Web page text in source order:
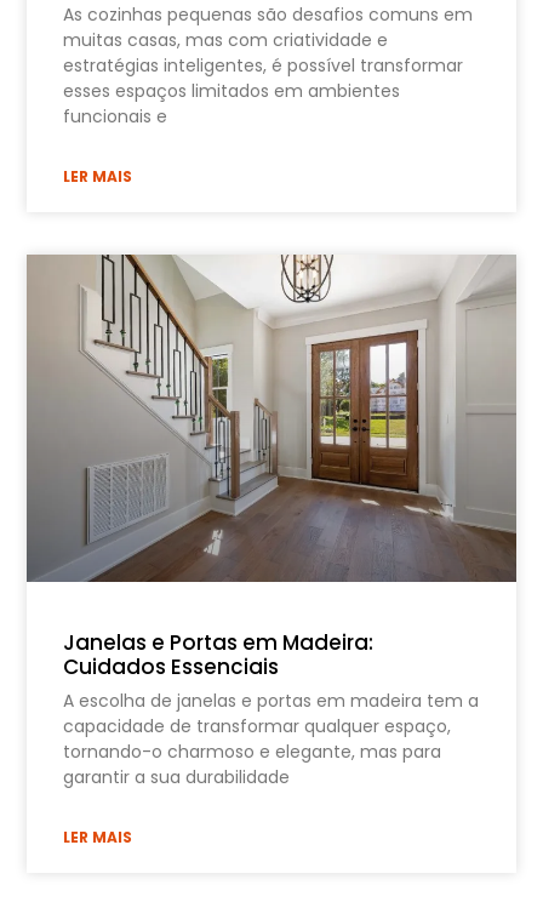
As cozinhas pequenas são desafios comuns em
muitas casas, mas com criatividade e
estratégias inteligentes, é possível transformar
esses espaços limitados em ambientes
funcionais e
LER MAIS
Janelas e Portas em Madeira:
Cuidados Essenciais
A escolha de janelas e portas em madeira tem a
capacidade de transformar qualquer espaço,
tornando-o charmoso e elegante, mas para
garantir a sua durabilidade
LER MAIS